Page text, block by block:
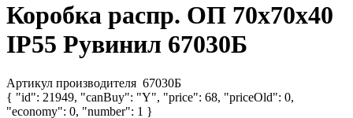
Коробка распр. ОП 70х70х40
IP55 Рувинил 67030Б
Артикул производителя 67030Б
{ "id": 21949, "canBuy": "Y", "price": 68, "priceOld": 0,
"economy": 0, "number": 1 }